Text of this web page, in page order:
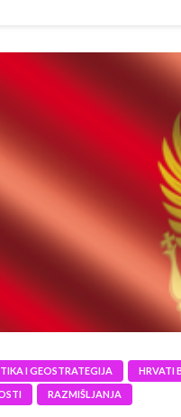
I GEOSTRATEGIJA HRVATI
RAZMIŠLJANJA